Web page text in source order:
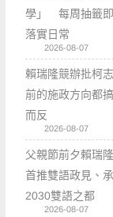
學」 每周抽籤
落實日常
2026-08-07
賴瑞隆競辦批柯
前的施政方向都
而反
2026-08-07
父親節前夕賴瑞
首推雙語政見、
2030雙語之都
2026-08-07